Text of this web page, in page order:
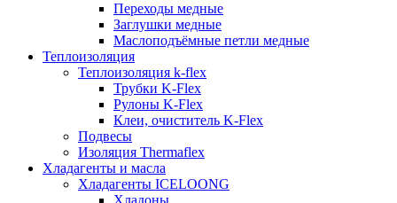
Переходы медные
Заглушки медные
Маслоподъёмные петли медные
Теплоизоляция
Теплоизоляция k-flex
Трубки K-Flex
Рулоны K-Flex
Клеи, очиститель K-Flex
Подвесы
Изоляция Thermaflex
Хладагенты и масла
Хладагенты ICELOONG
Хладоны